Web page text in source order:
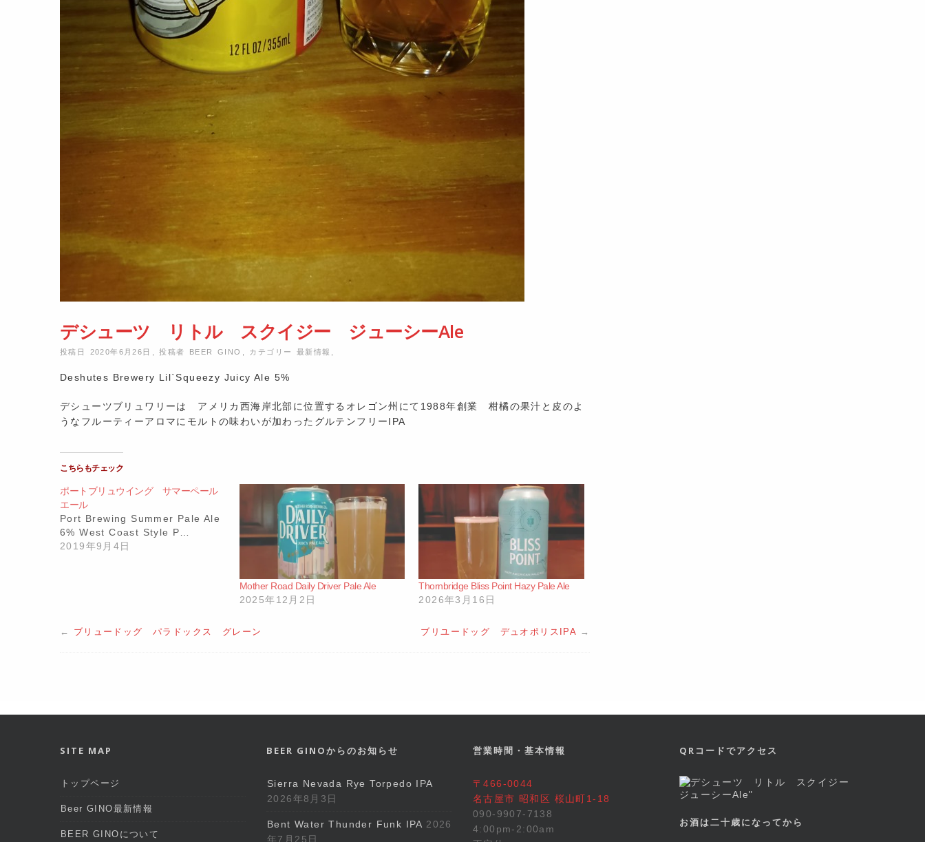
デシューツ リトル スクイジー ジューシーAle
投稿日 2020年6月26日 ,投稿者 BEER GINO カテゴリー 最新情報
Deshutes Brewery Lil`Squeezy Juicy Ale 5%
デシューツブリュワリーは アメリカ西海岸北部に位置するオレゴン州にて1988年創業 柑橘の果汁と皮のよ
うなフルーティーアロマにモルトの味わいが加わったグルテンフリーIPA
こちらもチェック
ポートブリュウイング サマーペール
エール
Port Brewing Summer Pale Ale
6% West Coast Style P…
2019年9月4日
Mother Road Daily Driver Pale Ale
2025年12月2日
Thornbridge Bliss Point Hazy Pale Ale
2026年3月16日
← ブリュードッグ パラドックス グレーン ブリユードッグ デュオポリスIPA →
SITE MAP
トップページ
Beer GINO最新情報
BEER GINOについて
BEER GINOからのお知らせ
Sierra Nevada Rye Torpedo IPA
2026年8月3日
Bent Water Thunder Funk IPA 2026
年7月25日
営業時間・基本情報
〒466-0044
名古屋市 昭和区 桜山町1-18
090-9907-7138
4:00pm-2:00am
QRコードでアクセス
お酒は二十歳になってから